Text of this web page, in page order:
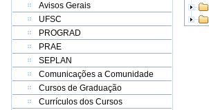
Avisos Gerais
UFSC
PROGRAD
PRAE
SEPLAN
Comunicações a Comunidade
Cursos de Graduação
Currículos dos Cursos